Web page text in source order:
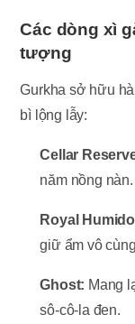
Các dòng xì
tượng
Gurkha sở hữu
bì lộng lẫy:
Cellar
năm nồng nàn.
Royal
giữ ẩm vô
Ghost: Mang
sô-cô-la đen.